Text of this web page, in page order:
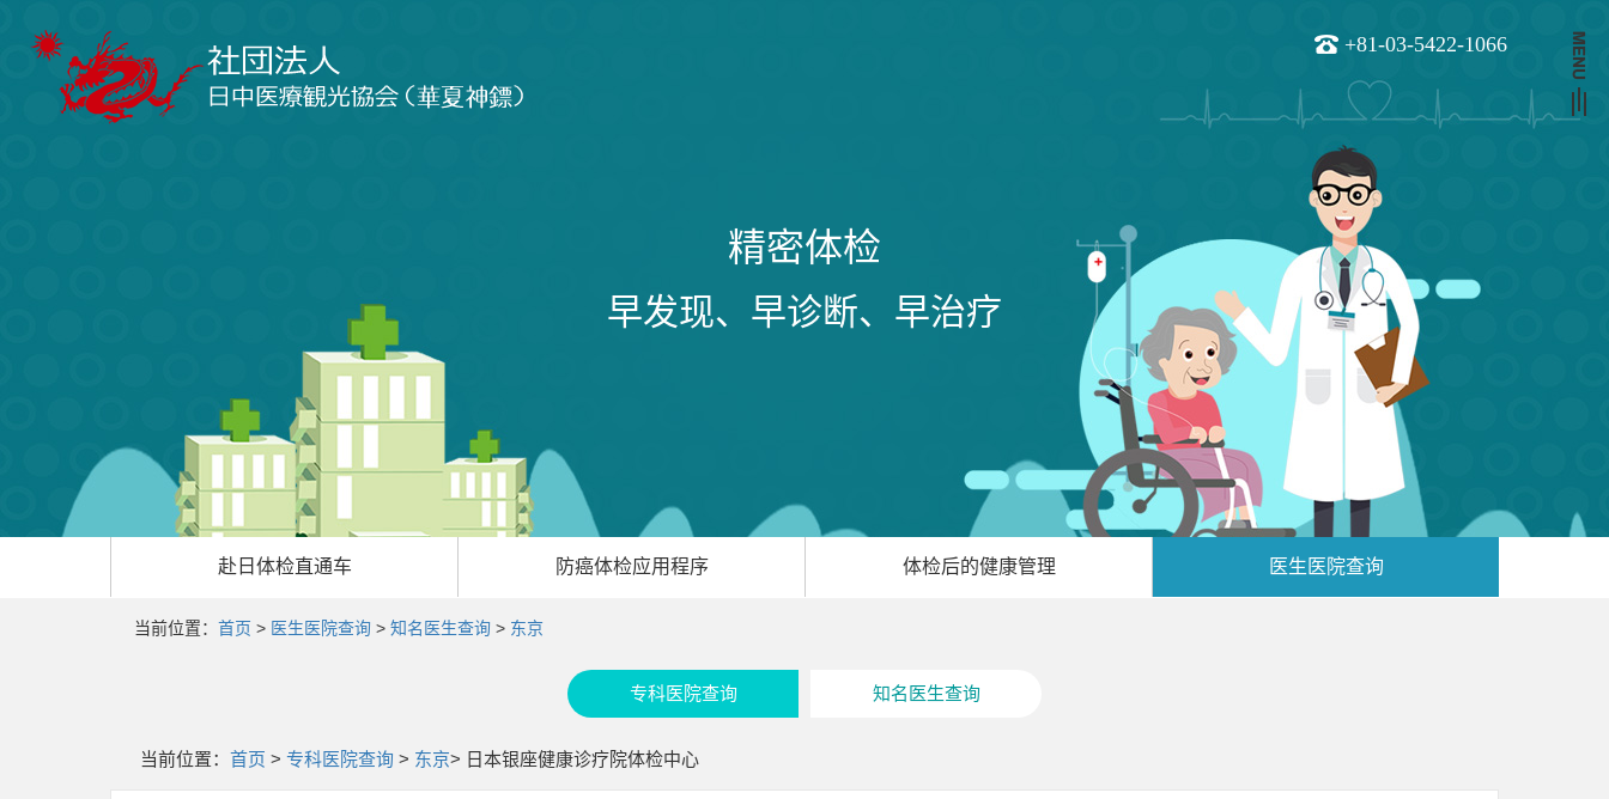
+81-03-5422-1066
精密体检
早发现、早诊断、早治疗
赴日 体检直通车 防癌体检应用程序 体检后的健康管理 医生医院查询
当前位置： 首页 > 医生医院查询 > 知名医生查询 > 东京
专科医院查询 知名医生查询
当前位置： 首页 > 专科医院查询 > 东京> 日本银座健康诊疗院体检中心